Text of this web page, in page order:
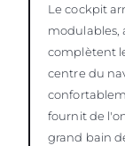
Le cockpit
modulables,
complètent
centre du
fournit de
grand bain